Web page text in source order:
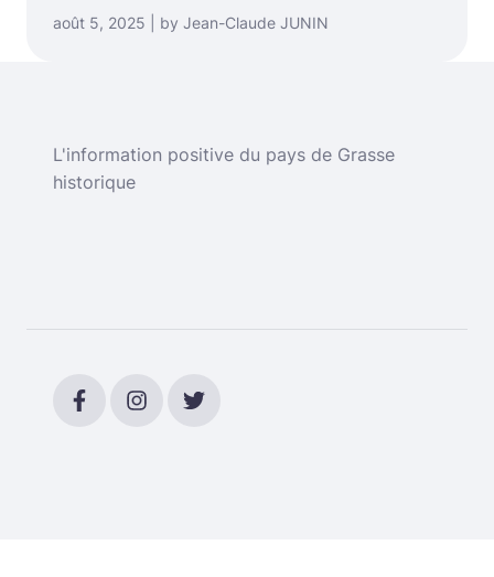
août 5, 2025 | by Jean-Claude JUNIN
L'information positive du pays de Grasse
historique